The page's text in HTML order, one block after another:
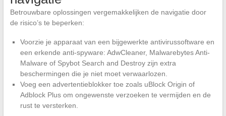
Betrouwbare oplossingen vergemakkelijken de navigatie door
de risico’s te beperken:
Voorzie je apparaat van een bijgewerkte antivirussoftware en
een erkende anti-spyware: AdwCleaner, Malwarebytes Anti-
Malware of Spybot Search and Destroy zijn extra
beschermingen die je niet moet verwaarlozen.
Voeg een advertentieblokker toe zoals uBlock Origin of
Adblock Plus om ongewenste verzoeken te vermijden en de
rust te versterken.